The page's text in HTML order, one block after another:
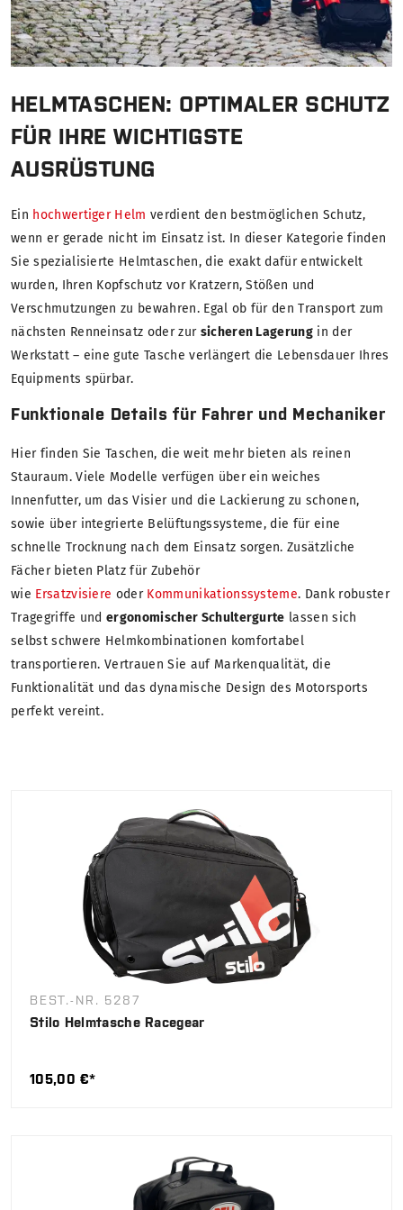
HELMTASCHEN: OPTIMALER SCHUTZ
FÜR IHRE WICHTIGSTE
AUSRÜSTUNG
Ein hochwertiger Helm verdient den bestmöglichen Schutz,
wenn er gerade nicht im Einsatz ist. In dieser Kategorie finden
Sie spezialisierte Helmtaschen, die exakt dafür entwickelt
wurden, Ihren Kopfschutz vor Kratzern, Stößen und
Verschmutzungen zu bewahren. Egal ob für den Transport zum
nächsten Renneinsatz oder zur sicheren Lagerung in der
Werkstatt – eine gute Tasche verlängert die Lebensdauer Ihres
Equipments spürbar.
Funktionale Details für Fahrer und Mechaniker
Hier finden Sie Taschen, die weit mehr bieten als reinen
Stauraum. Viele Modelle verfügen über ein weiches
Innenfutter, um das Visier und die Lackierung zu schonen,
sowie über integrierte Belüftungssysteme, die für eine
schnelle Trocknung nach dem Einsatz sorgen. Zusätzliche
Fächer bieten Platz für Zubehör
wie Ersatzvisiere oder Kommunikationssysteme. Dank robuster
Tragegriffe undergonomischer Schultergurte lassen sich
selbst schwere Helmkombinationen komfortabel
transportieren. Vertrauen Sie auf Markenqualität, die
Funktionalität und das dynamische Design des Motorsports
perfekt vereint.
BEST.-NR. 5287
Stilo Helmtasche Racegear
105,00 €*